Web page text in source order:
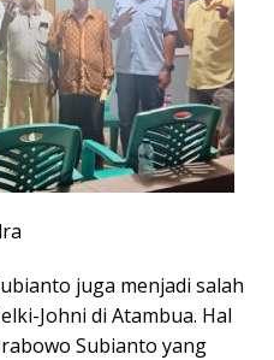
juga menjadi salah
Johni di Atambua. Hal
Subianto yang